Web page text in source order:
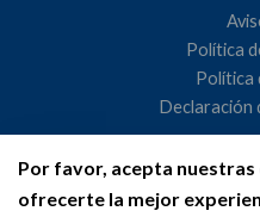
Por favor, acepta
ofrecerte la mejor
Política
Política
Declaración